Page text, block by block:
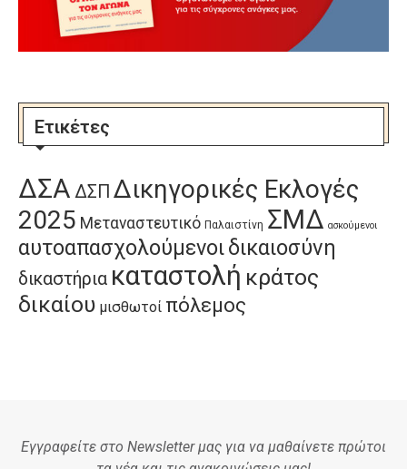
Ετικέτες
ΔΣΑ ΔΣΠ Δικηγορικές Εκλογές
2025 Μεταναστευτικό Παλαιστίνη ΣΜΔ ασκούμενοι
αυτοαπασχολούμενοιδικαιοσύνη
δικαστήρια καταστολή κράτος
δικαίου μισθωτοί πόλεμος
Εγγραφείτε στο Newsletter μας για να μαθαίνετε πρώτοι